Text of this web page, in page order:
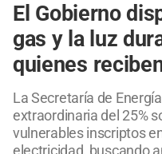
El Gobierno
gas y la luz
quienes
La Secretaría de
extraordinaria del 25%
vulnerables inscriptos
electricidad, buscando